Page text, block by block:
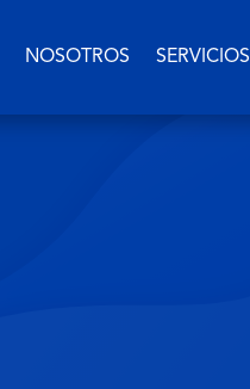
NOSOTROS SERVICIOS